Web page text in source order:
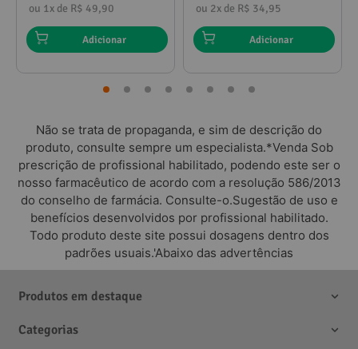
ou 1x de R$ 49,90
Adicionar
ou 2x de R$ 34,95
Adicionar
Não se trata de propaganda, e sim de descrição do
produto, consulte sempre um especialista.*Venda Sob
prescrição de profissional habilitado, podendo este ser o
nosso farmacêutico de acordo com a resolução 586/2013
do conselho de farmácia. Consulte-o.Sugestão de uso e
benefícios desenvolvidos por profissional habilitado.
Todo produto deste site possui dosagens dentro dos
padrões usuais.'Abaixo das advertências
Produtos em destaque
Categorias